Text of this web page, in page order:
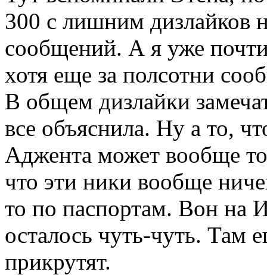
300 с лишним дизлайков
сообщений. А я уже
хотя еще за полсотни
В общем дизлайки
все объяснила. Ну а то,
Аджента может вообще
что эти ники вообще
то по паспортам. Вон на
осталось чуть-чуть. Там
прикрутят.